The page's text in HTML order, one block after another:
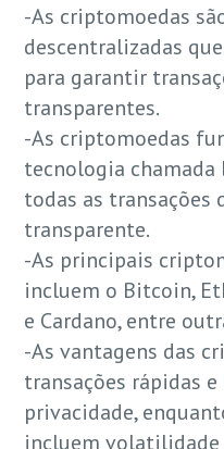
-As criptomoedas
descentralizadas
para garantir
transparentes.
-As criptomoedas
tecnologia chamada
todas as
transparente.
-As principais
incluem o Bitcoin,
e Cardano, entre
-As vantagens das
transações rápidas
privacidade,
incluem volatilidade